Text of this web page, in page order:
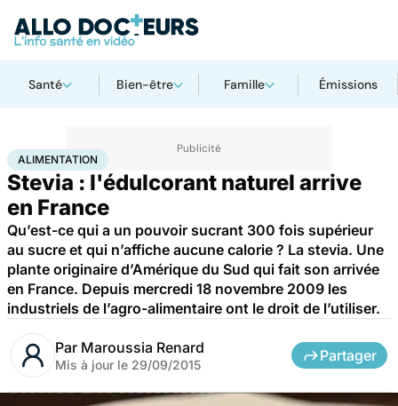
Santé Bien-être Famille Émissions
AccueilSantéMaladies Alimentation
ALIMENTATION
Stevia : l'édulcorant naturel arrive
en France
Qu’est-ce qui a un pouvoir sucrant 300 fois supérieur
au sucre et qui n’affiche aucune calorie ? La stevia. Une
plante originaire d’Amérique du Sud qui fait son arrivée
en France. Depuis mercredi 18 novembre 2009 les
industriels de l’agro-alimentaire ont le droit de l’utiliser.
Par Maroussia Renard
Mis à jour le 29/09/2015
Partager